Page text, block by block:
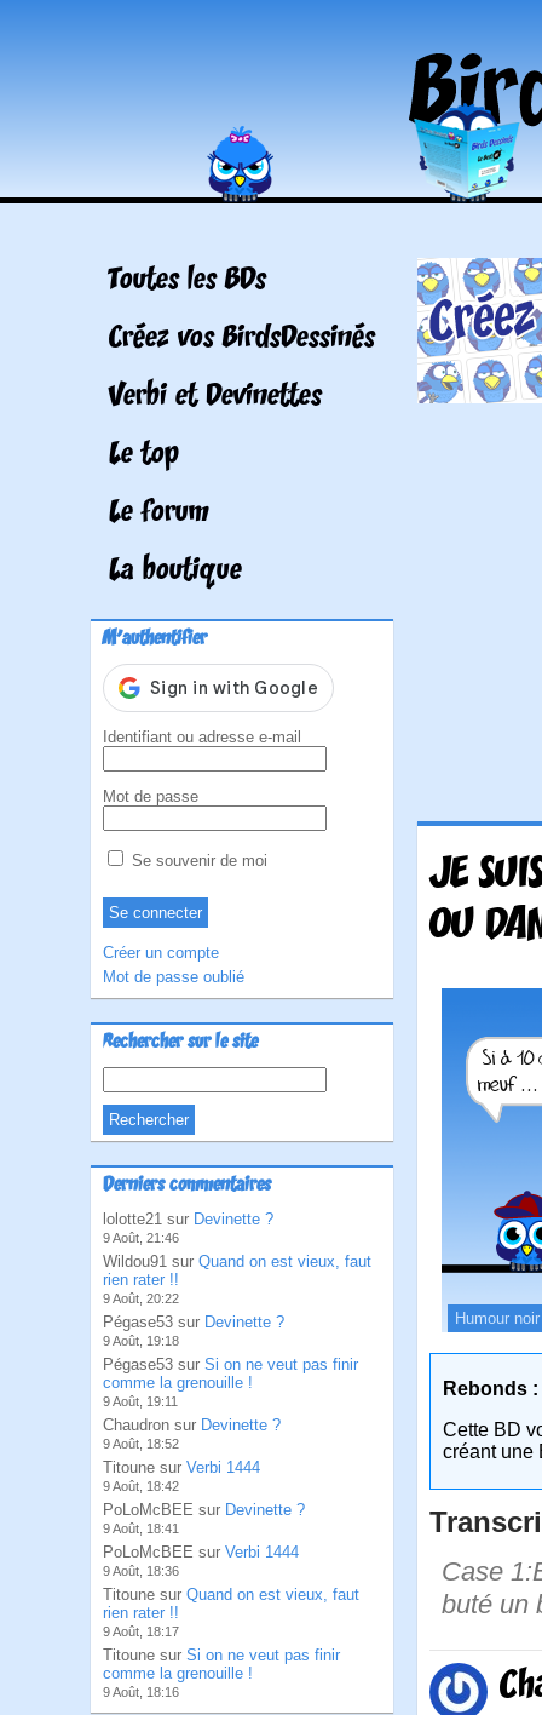
Toutes les BDs
Créez vos BirdsDessinés
Verbi et Devinettes
Le top
Le forum
La boutique
M'authentifier
Identifiant ou adresse e-mail
Mot de passe
Se souvenir de moi
Créer un compte
Mot de passe oublié
Rechercher sur le site
Derniers commentaires
lolotte21 sur Devinette ?
9 Août, 21:46
Wildou91 sur Quand on est vieux, faut
rien rater !!
9 Août, 20:22
Pégase53 sur Devinette ?
9 Août, 19:18
Pégase53 sur Si on ne veut pas finir
comme la grenouille !
9 Août, 19:11
Chaudron sur Devinette ?
9 Août, 18:52
Titoune sur Verbi 1444
9 Août, 18:42
PoLoMcBEE sur Devinette ?
9 Août, 18:41
PoLoMcBEE sur Verbi 1444
9 Août, 18:36
Titoune sur Quand on est vieux, faut
rien rater !!
9 Août, 18:17
Titoune sur Si on ne veut pas finir
comme la grenouille !
9 Août, 18:16
JE
OU
Humour noir
Rebonds :
Cette BD
créant une
Case
buté un